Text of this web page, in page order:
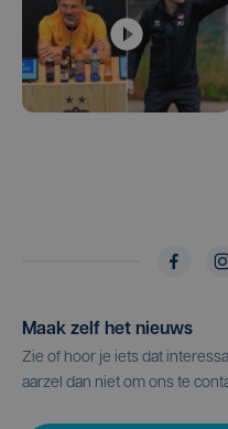
Maak zelf het nieuws
Zie of hoor je iets dat
aarzel dan niet om ons te